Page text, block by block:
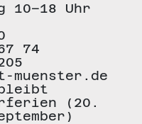
10–18 Uhr
74
muenster.de
(20.